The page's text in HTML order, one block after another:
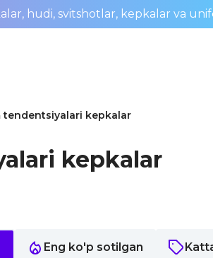
hudi, svitshotlar, kepkalar va
tendentsiyalari kepkalar
kepkalar
Eng ko'p sotilgan